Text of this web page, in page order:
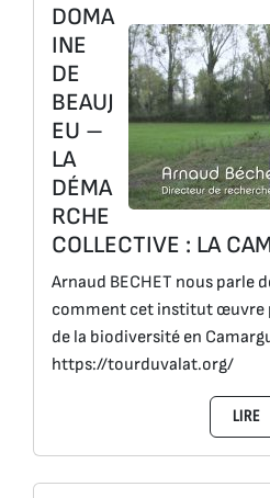
DOMA
INE
DE
BEAUJ
EU –
LA
DÉMA
RCHE
COLLECTIVE : LA
Arnaud BECHET nous parle
comment cet institut œuvre
de la biodiversité en
https://tourduvalat.org/
LIRE